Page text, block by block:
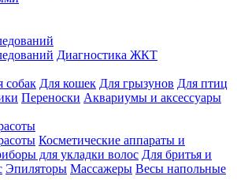
Диагностика ЖКТ
собак Для кошек Для грызунов Для птиц
Переноски Аквариумы и аксессуары
Косметические аппараты и
для укладки волос Для бритья и
Эпиляторы Массажеры Весы напольные